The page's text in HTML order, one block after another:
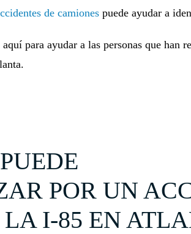
de camiones puede ayudar a
aquí para ayudar a las personas que han
POR UN
I-85 EN